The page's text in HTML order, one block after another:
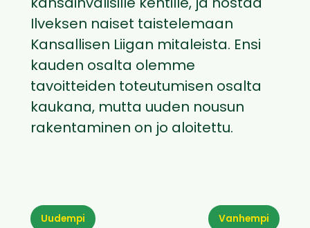
kansainvälisille kentille, ja nostaa
Ilveksen naiset taistelemaan
Kansallisen Liigan mitaleista. Ensi
kauden osalta olemme
tavoitteiden toteutumisen osalta
kaukana, mutta uuden nousun
rakentaminen on jo aloitettu.
Vanhempi
Uudempi